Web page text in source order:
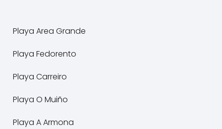
Playa Area Grande
Playa Fedorento
Playa Carreiro
Playa O Muiño
Playa A Armona